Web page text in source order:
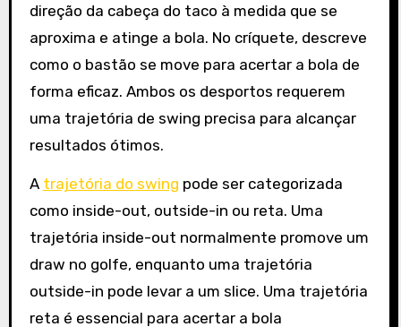
direção da cabeça do taco à medida que se
aproxima e atinge a bola. No críquete, descreve
como o bastão se move para acertar a bola de
forma eficaz. Ambos os desportos requerem
uma trajetória de swing precisa para alcançar
resultados ótimos.
A trajetória do swing pode ser categorizada
como inside-out, outside-in ou reta. Uma
trajetória inside-out normalmente promove um
draw no golfe, enquanto uma trajetória
outside-in pode levar a um slice. Uma trajetória
reta é essencial para acertar a bola